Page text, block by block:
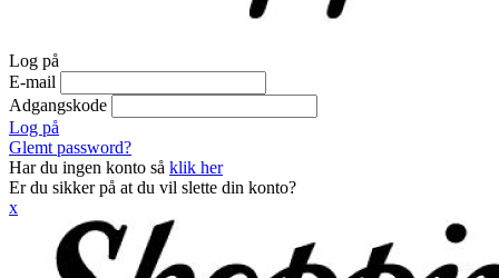
Log på
E-mail
Adgangskode
Log på
Glemt password?
Har du ingen konto så klik her
Er du sikker på at du vil slette din konto?
x